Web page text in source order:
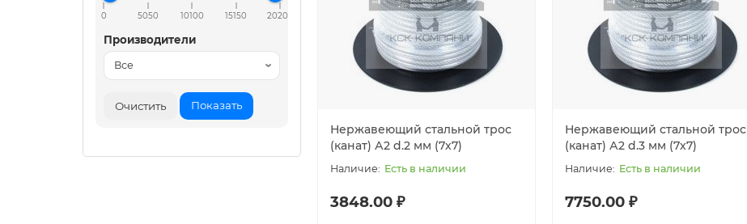
0 5050 10100 15150 20200
Производители
Очистить Показать
Нержавеющий стальной трос
(канат) А2 d.2 мм (7х7)
Есть в наличии
3848.00 ₽
Нержавеющий стальной трос
(канат) А2 d.3 мм (7х7)
Есть в наличии
7750.00 ₽